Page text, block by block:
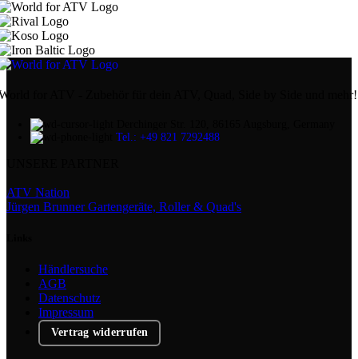
for ATV - Zubehör für dein ATV, Quad, Side by Side und mehr!
Tel.: +49 821 7292488
ATV Nation
Jürgen Brunner Gartengeräte, Roller & Quad's
Händlersuche
AGB
Datenschutz
Impressum
Vertrag widerrufen